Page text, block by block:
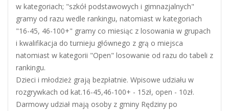
w kategoriach; "szkół podstawowych i gimnazjalnych"
gramy od razu wedle rankingu, natomiast w kategoriach
"16-45, 46-100+" gramy co miesiąc z losowania w grupach
i kwalifikacja do turnieju głównego z grą o miejsca
natomiast w kategorii "Open" losowanie od razu do tabeli z
rankingu.
Dzieci i młodzież grają bezpłatnie. Wpisowe udziału w
rozgrywkach od kat.16-45,46-100+ - 15zł, open - 10zł.
Darmowy udział mają osoby z gminy Rędziny po